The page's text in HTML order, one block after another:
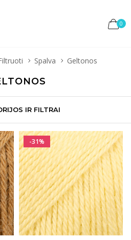
0
Spalva Geltonos
IR FILTRAI
-31%